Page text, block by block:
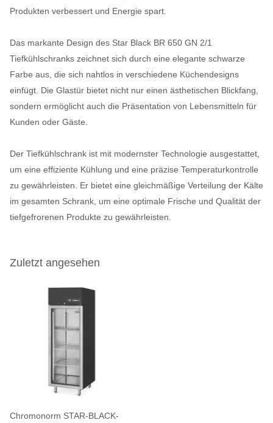
Produkten verbessert und Energie spart.
Das markante Design des Star Black BR 650 GN 2/1
Tiefkühlschranks zeichnet sich durch eine elegante schwarze
Farbe aus, die sich nahtlos in verschiedene Küchendesigns
einfügt. Die Glastür bietet nicht nur einen ästhetischen Blickfang,
sondern ermöglicht auch die Präsentation von Lebensmitteln für
Kunden oder Gäste.
Der Tiefkühlschrank ist mit modernster Technologie ausgestattet,
um eine effiziente Kühlung und eine präzise Temperaturkontrolle
zu gewährleisten. Er bietet eine gleichmäßige Verteilung der Kälte
im gesamten Schrank, um eine optimale Frische und Qualität der
tiefgefrorenen Produkte zu gewährleisten.
Zuletzt angesehen
Chromonorm STAR-BLACK-